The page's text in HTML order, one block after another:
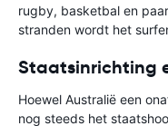
rugby, basketbal en
stranden wordt het
Staatsinrichting
Hoewel Australië een
nog steeds het